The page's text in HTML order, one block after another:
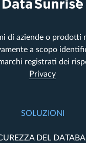
di aziende o prodotti
a scopo
registrati dei
Privacy
SOLUZIONI
DEL